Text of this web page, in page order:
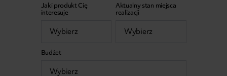
Jaki produkt Cię
interesuje
Aktualny stan miejsca
realizacji
Budżet